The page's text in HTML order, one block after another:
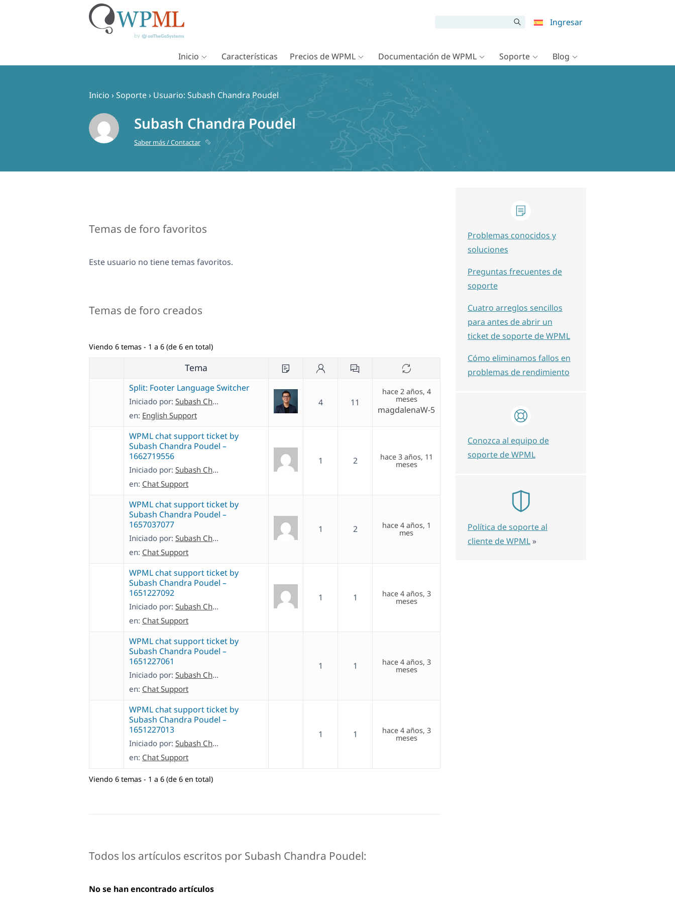
Ingresar
Inicio Características Precios de WPML Documentación de WPML Soporte Blog
Inicio ›Soporte› Usuario: Subash Chandra Poudel
Subash Chandra Poudel
Saber más / Contactar
Temas de foro favoritos
Este usuario no tiene temas favoritos.
Temas de foro creados
Viendo 6 temas - 1 a 6 (de 6 en total)
Tema
Split: Footer Language Switcher
Iniciado por: Subash Chandra Poudel
en: English Support
4 11
hace 2 años, 4
meses
magdalenaW-5
WPML chat support ticket by
Subash Chandra Poudel –
1662719556
Iniciado por: Subash Chandra Poudel
en: Chat Support
1 2 hace 3 años, 11
meses
WPML chat support ticket by
Subash Chandra Poudel –
1657037077
Iniciado por: Subash Chandra Poudel
en: Chat Support
1 2 hace 4 años, 1
mes
WPML chat support ticket by
Subash Chandra Poudel –
1651227092
Iniciado por: Subash Chandra Poudel
en: Chat Support
1 1 hace 4 años, 3
meses
WPML chat support ticket by
Subash Chandra Poudel –
1651227061
Iniciado por: Subash Chandra Poudel
en: Chat Support
1 1 hace 4 años, 3
meses
WPML chat support ticket by
Subash Chandra Poudel –
1651227013
Iniciado por: Subash Chandra Poudel
en: Chat Support
1 1 hace 4 años, 3
meses
Viendo 6 temas - 1 a 6 (de 6 en total)
Todos los artículos escritos por Subash Chandra Poudel:
No se han encontrado artículos
Problemas conocidos y
soluciones
Preguntas frecuentes de
soporte
Cuatro arreglos sencillos
para antes de abrir un
ticket de soporte de WPML
Cómo eliminamos fallos en
problemas de rendimiento
Conozca al equipo de
soporte de WPML
Política de soporte al
cliente de WPML »